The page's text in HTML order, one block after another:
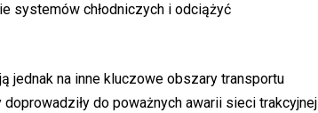
systemów chłodniczych i odciążyć
jednak na inne kluczowe obszary transportu
do poważnych awarii sieci trakcyjnej